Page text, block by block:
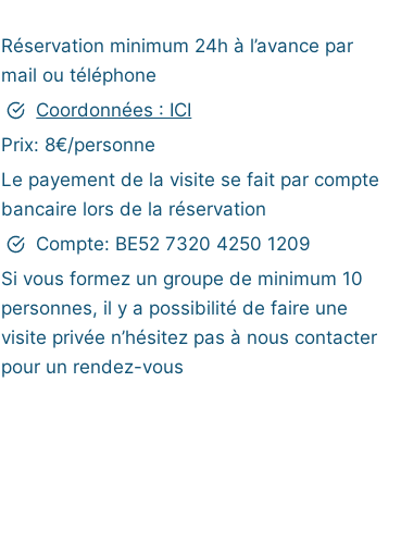
Réservation minimum 24h à l’avance par
mail ou téléphone
Coordonnées : ICI
Prix: 8€/personne
Le payement de la visite se fait par compte
bancaire lors de la réservation
Compte: BE52 7320 4250 1209
Si vous formez un groupe de minimum 10
personnes, il y a possibilité de faire une
visite privée n’hésitez pas à nous contacter
pour un rendez-vous